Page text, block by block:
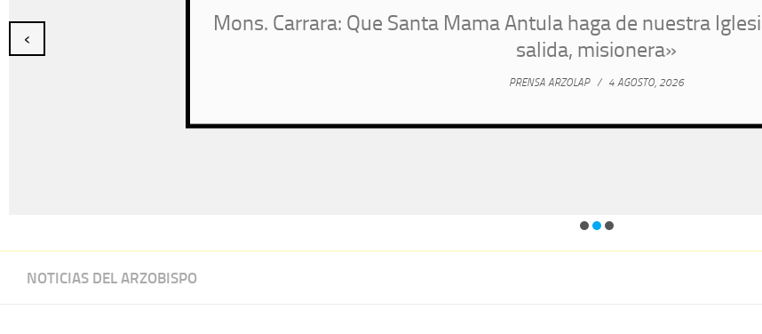
Mons. Carrara: Que Santa Mama Antula haga de nuestra
salida, misionera»
PRENSA ARZOLAP / 4 AGOSTO, 2026
‹
NOTICIAS DEL ARZOBISPO